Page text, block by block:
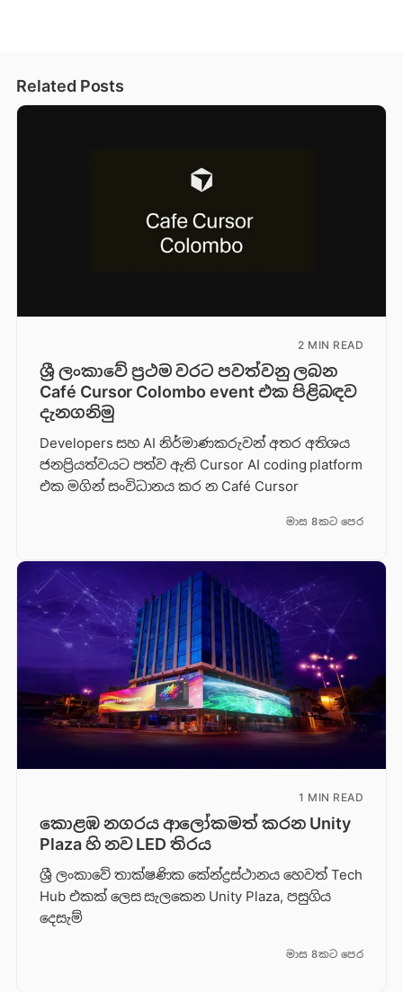
Related Posts
2 MIN READ
ශ්‍රී ලංකාවේ ප්‍රථම වරට පවත්වනු ලබන
Café Cursor Colombo event එක පිළිබඳව
දැනගනිමු
Developers සහ AI නිර්මාණකරුවන් අතර අතිශය
ජනප්‍රියත්වයට පත්ව ඇති Cursor AI coding platform
එක මගින් සංවිධානය කර න Café Cursor
මාස 8කට පෙර
1 MIN READ
කොළඹ නගරය ආලෝකමත් කරන Unity
Plaza හි නව LED තිරය
ශ්‍රී ලංකාවේ තාක්ෂණික කේන්ද්‍රස්ථානය හෙවත් Tech
Hub එකක් ලෙස සැලකෙන Unity Plaza, පසුගිය
දෙසැම්
මාස 8කට පෙර